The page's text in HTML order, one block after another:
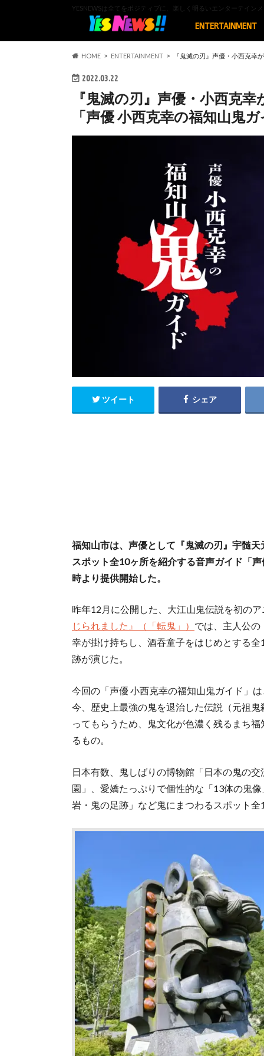
YESNEWSは全てをポジティブに、楽しく明るいエンターテイ
ENTERTAINMENT
HOME ENTERTAINMENT 『鬼滅の刃』声優・⼩⻄克幸
2022.03.22
『鬼滅の刃』声優・⼩⻄克
「声優 小西克幸の福知山⻤
ツイート シェア
福知山市は、声優として『⻤滅の刃』宇髄
スポット全10ヶ所を紹介する音声ガイド「
時より提供開始した。
昨年12月に公開した、大江山⻤伝説を初の
じられました』（「転⻤」） では、主人公
幸が掛け持ちし、酒吞童子をはじめとする
跡が演じた。
今回の「声優 小西克幸の福知山⻤ガイド」
今、歴史上最強の⻤を退治した伝説（元祖
ってもらうため、鬼文化が色濃く残るまち
るもの。
日本有数、鬼しばりの博物館「日本の⻤の
園」、愛嬌たっぷりで個性的な「13体の⻤
岩・⻤の足跡」など鬼にまつわるスポット